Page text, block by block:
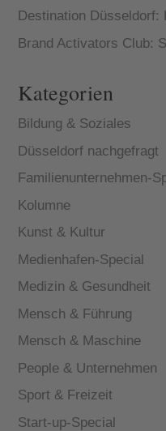
Destination Düsseldorf:
Brand Activators Club:
Kategorien
Bildung & Soziales
Düsseldorf nachgefragt
Familienunternehmen-
Kolumne
Kunst & Kultur
Medienhafen-Special
Medizin & Gesundheit
Mensch & Führung
Mensch & Maschine
People & Unternehmen
Sport & Freizeit
Start-up-Special